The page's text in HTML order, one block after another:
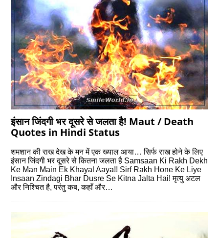
इंसान जिंदगी भर दूसरे से जलता है! Maut / Death
Quotes in Hindi Status
शमशान की राख देख के मन में एक ख्‍याल आया… सिर्फ राख होने के लिए
इंसान जिंदगी भर दूसरे से कितना जलता है Samsaan Ki Rakh Dekh
Ke Man Main Ek Khayal Aaya!! Sirf Rakh Hone Ke Liye
Insaan Zindagi Bhar Dusre Se Kitna Jalta Hai! मृत्‍यु अटल
और निश्चित है, परंतु कब, कहाँ और…